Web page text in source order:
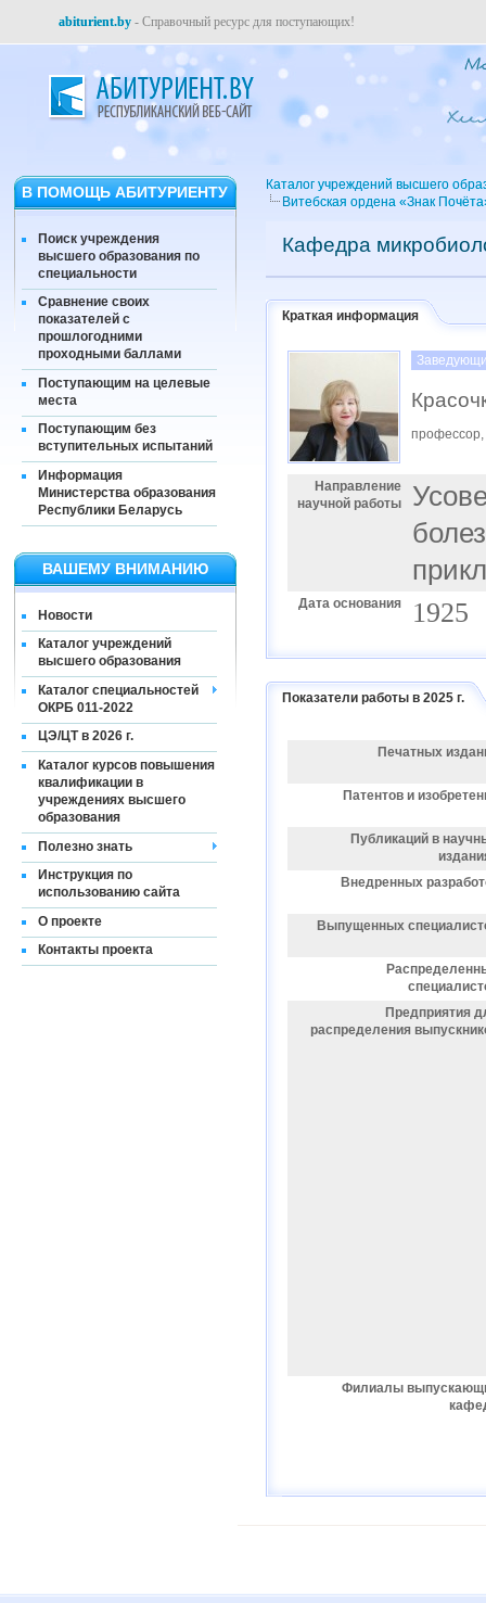
abiturient.by - Справочный ресурс для поступающих!
В ПОМОЩЬ АБИТУРИЕНТУ
Поиск учреждения
высшего образования по
специальности
Сравнение своих
показателей с
прошлогодними
проходными баллами
Поступающим на целевые
места
Поступающим без
вступительных испытаний
Информация
Министерства образования
Республики Беларусь
ВАШЕМУ ВНИМАНИЮ
Новости
Каталог учреждений
высшего образования
Каталог специальностей
ОКРБ 011-2022
ЦЭ/ЦТ в 2026 г.
Каталог курсов повышения
квалификации в
учреждениях высшего
образования
Полезно знать
Инструкция по
использованию сайта
О проекте
Контакты проекта
Каталог учреждений высшего
Витебская ордена «Знак
Кафедра
Краткая информация
профессор,
Направление
научной работы
Дата основания 1925
Показатели работы в 2025 г.
Печатных
Патентов и
Публикаций в
Внедренных
Выпущенных
Предприятия
распределения
Филиалы